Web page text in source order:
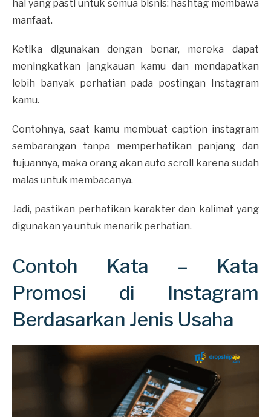
hal yang pasti untuk semua bisnis: hashtag membawa
manfaat.
Ketika digunakan dengan benar, mereka dapat
meningkatkan jangkauan kamu dan mendapatkan
lebih banyak perhatian pada postingan Instagram
kamu.
Contohnya, saat kamu membuat caption instagram
sembarangan tanpa memperhatikan panjang dan
tujuannya, maka orang akan auto scroll karena sudah
malas untuk membacanya.
Jadi, pastikan perhatikan karakter dan kalimat yang
digunakan ya untuk menarik perhatian.
Contoh Kata – Kata
Promosi di Instagram
Berdasarkan Jenis Usaha